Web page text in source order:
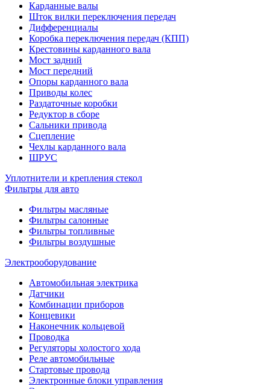
Карданные валы
Шток вилки переключения передач
Дифференциалы
Коробка переключения передач (КПП)
Крестовины карданного вала
Мост задний
Мост передний
Опоры карданного вала
Приводы колес
Раздаточные коробки
Редуктор в сборе
Сальники привода
Сцепление
Чехлы карданного вала
ШРУС
Уплотнители и крепления стекол
Фильтры для авто
Фильтры масляные
Фильтры салонные
Фильтры топливные
Фильтры воздушные
Электрооборудование
Автомобильная электрика
Датчики
Комбинации приборов
Концевики
Наконечник кольцевой
Проводка
Регуляторы холостого хода
Реле автомобильные
Стартовые провода
Электронные блоки управления